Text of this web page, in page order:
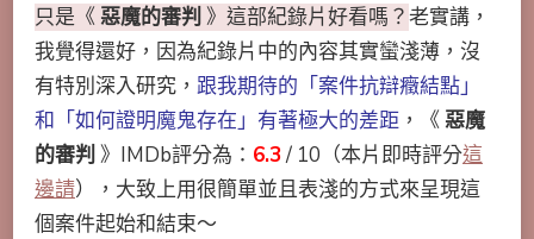
只是《惡魔的審判》這部紀錄片好看嗎？老實講，
我覺得還好，因為紀錄片中的內容其實蠻淺薄，沒
有特別深入研究， 跟我期待的「案件抗辯癥結點」
和「如何證明魔鬼存在」有著極大的差距 ，《惡魔
的審判》IMDb評分為： 6.3/ 10（本片即時評分這
邊請），大致上用很簡單並且表淺的方式來呈現這
個案件起始和結束～